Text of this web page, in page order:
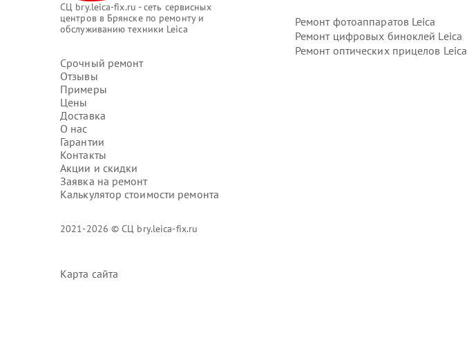
СЦ bry.leica-fix.ru - сеть сервисных
центров в Брянске по ремонту и
обслуживанию техники Leica
Срочный ремонт
Отзывы
Примеры
Цены
Доставка
О нас
Гарантии
Контакты
Акции и скидки
Заявка на ремонт
Калькулятор стоимости ремонта
2021-2026 © СЦ bry.leica-fix.ru
Карта сайта
Ремонт фотоаппаратов Leica
Ремонт цифровых биноклей Leica
Ремонт оптических прицелов Leica